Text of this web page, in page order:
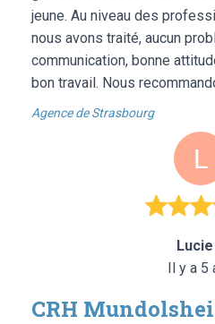
jeune. Au niveau des
nous avons traité, aucun
communication, bonne
bon travail. Nous
Agence de Strasbourg
Lucie
Il y a 5
CRH